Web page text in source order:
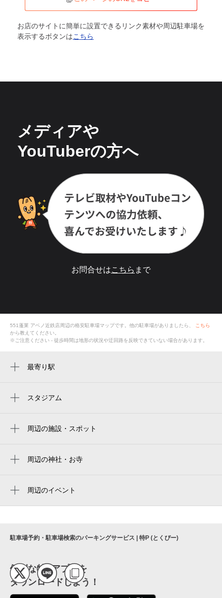
お店のサイトに簡単に設置できるリンク素材や周辺駐車場を
表示するボタンはこちら
メディアや
YouTuberの方へ
お問合せはこちら まで
551蓬莱 アベノ近鉄店周辺の格安駐車場マップです。他の駐車場がありましたら、
こちら
から教えてください。
※ご注意ください - 徒歩時間は地形の状況や迂回路を反映できていない場合があります。
最寄り駅
天王寺駅前駅
阿倍野駅
動物園前駅
河堀口駅
文の里駅
松虫駅
スタジアム
yanmar hanasaka stadium
yanmar stadium nagai
京セラドーム大阪
京瓷大阪巨蛋
周辺の施設・スポット
市立天王寺公園植物温室
神戸 北野坂 串かつ
炭ト羽釜 どげん
こども美術館 スカイミュージアム
周辺の神社・お寺
周辺のイベント
阪）
（ハルカス）
ハルカスでソラメシ 食べるで↑BBQ
駐車場予約・駐車場検索のパーキングサービス | 特P (とくぴー)
便利な特Pアプリを
ダウンロードしよう！